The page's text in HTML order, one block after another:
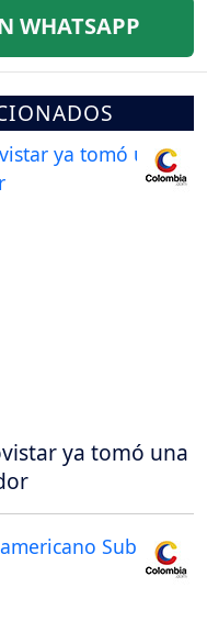
WHATSAPP
ya tomó una